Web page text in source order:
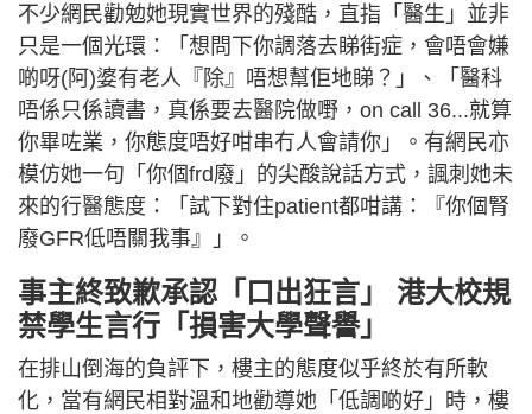
不少網民勸勉她現實世界的殘酷，直指「醫生」並非
只是一個光環：「想問下你調落去睇街症，會唔會嫌
啲呀(阿)婆有老人『除』唔想幫佢地睇？」、「醫科
唔係只係讀書，真係要去醫院做嘢，on call 36...就算
你畢咗業，你態度唔好咁串冇人會請你」。有網民亦
模仿她一句「你個frd廢」的尖酸說話方式，諷刺她未
來的行醫態度：「試下對住patient都咁講：『你個腎
廢GFR低唔關我事』」。
事主終致歉承認「口出狂言」 港大校規
禁學生言行「損害大學聲譽」
在排山倒海的負評下，樓主的態度似乎終於有所軟
化，當有網民相對溫和地勸導她「低調啲好」時，樓